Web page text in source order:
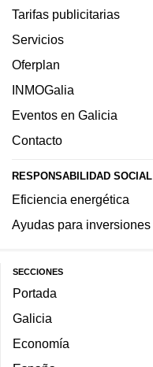
Tarifas publicitarias
Servicios
Oferplan
INMOGalia
Eventos en Galicia
Contacto
RESPONSABILIDAD SOCIAL
Eficiencia energética
Ayudas para inversiones
SECCIONES
Portada
Galicia
Economía